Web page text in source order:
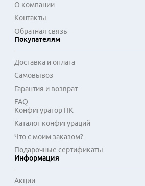
О компании
Контакты
Обратная связь
Покупателям
Доставка и оплата
Самовывоз
Гарантия и возврат
FAQ
Конфигуратор ПК
Каталог конфигураций
Что с моим заказом?
Подарочные сертификаты
Информация
Акции